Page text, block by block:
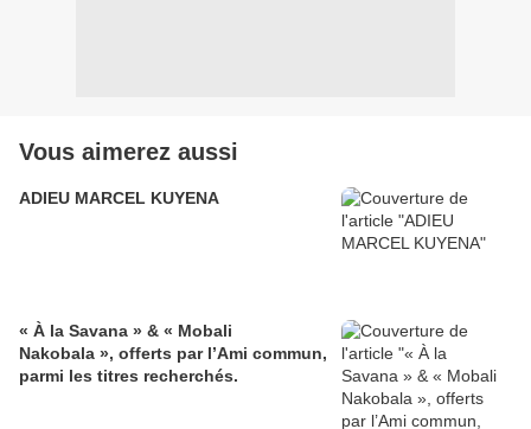
Vous aimerez aussi
ADIEU MARCEL KUYENA
« À la Savana » & « Mobali
Nakobala », offerts par l’Ami commun,
parmi les titres recherchés.